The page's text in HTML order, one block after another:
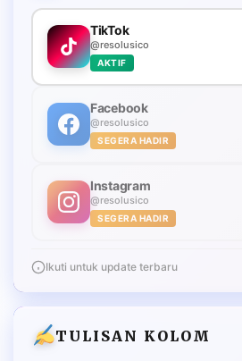
TikTok
@resolusico
AKTIF
Facebook
@resolusico
SEGERA HADIR
Instagram
@resolusico
SEGERA HADIR
Ikuti untuk update terbaru
TULISAN KOLOM